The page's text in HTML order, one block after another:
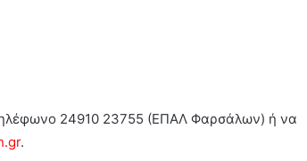
τηλέφωνο 24910 23755 (ΕΠΑΛ Φαρσάλων) ή να
.